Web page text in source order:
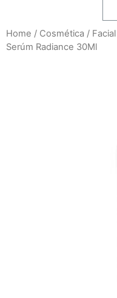
Home / Cosmética / Facial
Serúm Radiance 30Ml